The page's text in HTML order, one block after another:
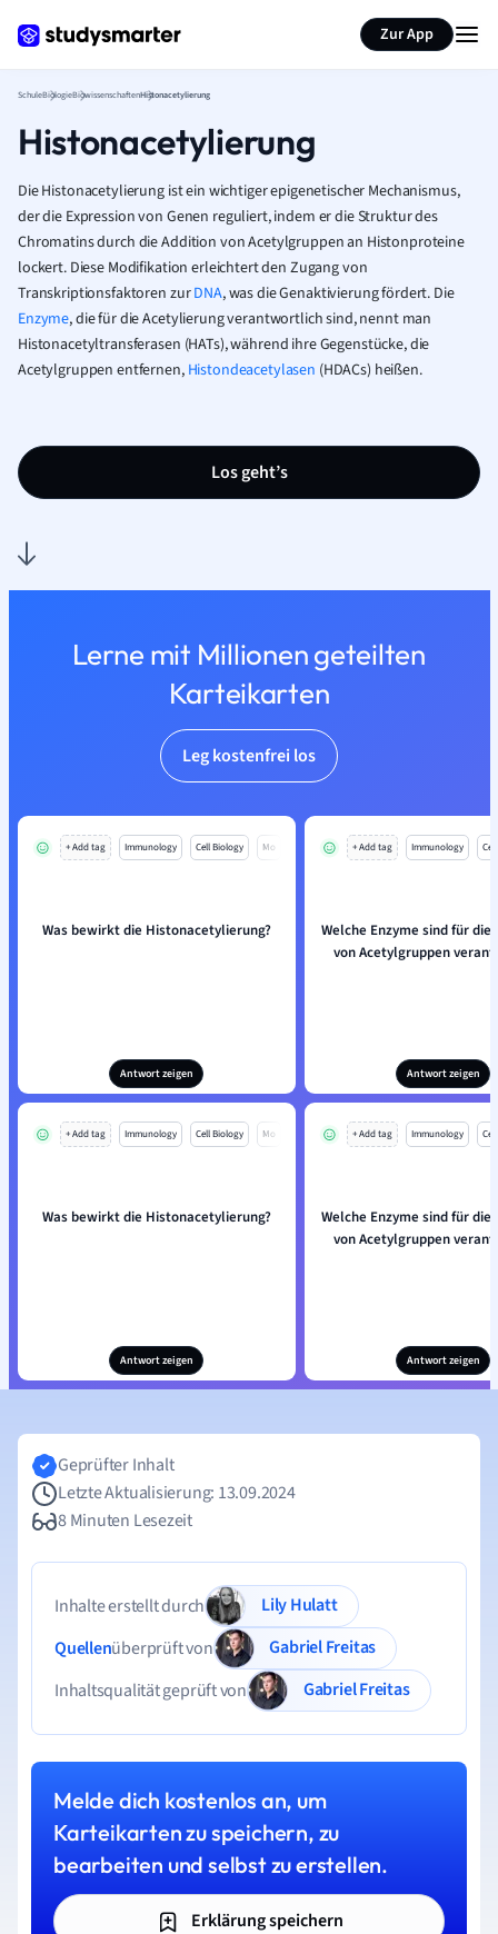
Zur App
SchuleBiologieBiowissenschaftenHistonacetylierung
Histonacetylierung
Die Histonacetylierung ist ein wichtiger epigenetischer Mechanismus,
der die Expression von Genen reguliert, indem er die Struktur des
Chromatins durch die Addition von Acetylgruppen an Histonproteine
lockert. Diese Modifikation erleichtert den Zugang von
Transkriptionsfaktoren zurDNA, was die Genaktivierung fördert. Die
Enzyme, die für die Acetylierung verantwortlich sind, nennt man
Histonacetyltransferasen (HATs), während ihre Gegenstücke, die
Acetylgruppen entfernen, Histondeacetylasen (HDACs) heißen.
Los geht’s
Lerne mit Millionen geteilten
Karteikarten
Leg kostenfrei los
+ Add tag Immunology Cell Biology Mo
Was bewirkt die Histonacetylierung?
Antwort zeigen
+ Add tag Immunology
Welche Enzyme sind für die
von Acetylgruppen
Antwort zeigen
+ Add tag Immunology Cell Biology Mo
Was bewirkt die Histonacetylierung?
Antwort zeigen
+ Add tag Immunology
Welche Enzyme sind für die
von Acetylgruppen
Antwort zeigen
Seite zusammenfassen
Geprüfter Inhalt
Letzte Aktualisierung: 13.09.2024
8 Minuten Lesezeit
Inhalte erstellt durch
Lily Hulatt
Quellenüberprüft von
Gabriel Freitas
Inhaltsqualität geprüft von
Gabriel Freitas
Melde dich kostenlos an, um
Karteikarten zu speichern, zu
bearbeiten und selbst zu erstellen.
Erklärung speichern